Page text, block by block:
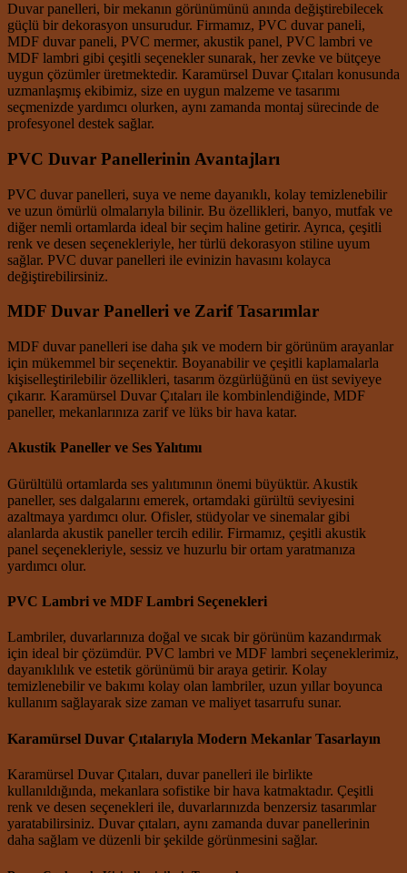
Duvar panelleri, bir mekanın görünümünü anında değiştirebilecek
güçlü bir dekorasyon unsurudur. Firmamız, PVC duvar paneli,
MDF duvar paneli, PVC mermer, akustik panel, PVC lambri ve
MDF lambri gibi çeşitli seçenekler sunarak, her zevke ve bütçeye
uygun çözümler üretmektedir. Karamürsel Duvar Çıtaları konusunda
uzmanlaşmış ekibimiz, size en uygun malzeme ve tasarımı
seçmenizde yardımcı olurken, aynı zamanda montaj sürecinde de
profesyonel destek sağlar.
PVC Duvar Panellerinin Avantajları
PVC duvar panelleri, suya ve neme dayanıklı, kolay temizlenebilir
ve uzun ömürlü olmalarıyla bilinir. Bu özellikleri, banyo, mutfak ve
diğer nemli ortamlarda ideal bir seçim haline getirir. Ayrıca, çeşitli
renk ve desen seçenekleriyle, her türlü dekorasyon stiline uyum
sağlar. PVC duvar panelleri ile evinizin havasını kolayca
değiştirebilirsiniz.
MDF Duvar Panelleri ve Zarif Tasarımlar
MDF duvar panelleri ise daha şık ve modern bir görünüm arayanlar
için mükemmel bir seçenektir. Boyanabilir ve çeşitli kaplamalarla
kişiselleştirilebilir özellikleri, tasarım özgürlüğünü en üst seviyeye
çıkarır. Karamürsel Duvar Çıtaları ile kombinlendiğinde, MDF
paneller, mekanlarınıza zarif ve lüks bir hava katar.
Akustik Paneller ve Ses Yalıtımı
Gürültülü ortamlarda ses yalıtımının önemi büyüktür. Akustik
paneller, ses dalgalarını emerek, ortamdaki gürültü seviyesini
azaltmaya yardımcı olur. Ofisler, stüdyolar ve sinemalar gibi
alanlarda akustik paneller tercih edilir. Firmamız, çeşitli akustik
panel seçenekleriyle, sessiz ve huzurlu bir ortam yaratmanıza
yardımcı olur.
PVC Lambri ve MDF Lambri Seçenekleri
Lambriler, duvarlarınıza doğal ve sıcak bir görünüm kazandırmak
için ideal bir çözümdür. PVC lambri ve MDF lambri seçeneklerimiz,
dayanıklılık ve estetik görünümü bir araya getirir. Kolay
temizlenebilir ve bakımı kolay olan lambriler, uzun yıllar boyunca
kullanım sağlayarak size zaman ve maliyet tasarrufu sunar.
Karamürsel Duvar Çıtalarıyla Modern Mekanlar Tasarlayın
Karamürsel Duvar Çıtaları, duvar panelleri ile birlikte
kullanıldığında, mekanlara sofistike bir hava katmaktadır. Çeşitli
renk ve desen seçenekleri ile, duvarlarınızda benzersiz tasarımlar
yaratabilirsiniz. Duvar çıtaları, aynı zamanda duvar panellerinin
daha sağlam ve düzenli bir şekilde görünmesini sağlar.